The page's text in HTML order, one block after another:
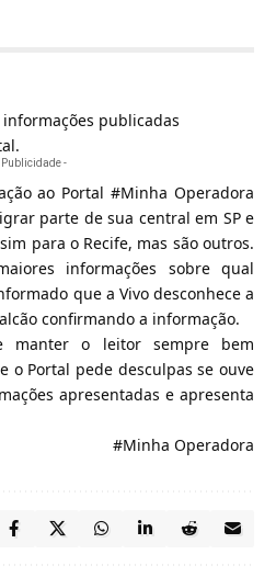
publicadas
Publicidade -
ao Portal #Minha Operadora
parte de sua central em SP e
para o Recife, mas são outros.
informações sobre qual
que a Vivo desconhece a
confirmando a informação.
manter o leitor sempre bem
o Portal pede desculpas se ouve
apresentadas e apresenta
#Minha Operadora